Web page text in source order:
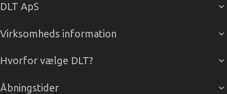
DLT ApS
Virksomheds information
Hvorfor vælge DLT?
Åbningstider